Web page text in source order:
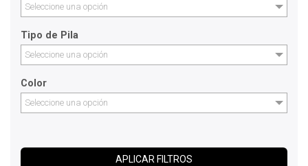
Seleccione una opción
Tipo de Pila
Seleccione una opción
Color
Seleccione una opción
APLICAR FILTROS